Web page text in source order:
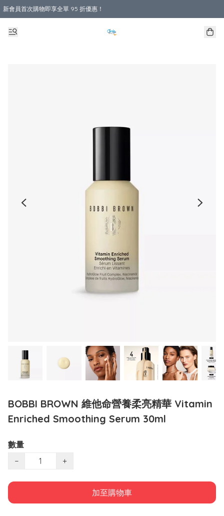
新會員首次購物即享全單 95 折優惠！
購物滿 HKD 800.00即享免運費優惠！（適用於 本地送貨、本地取貨 )
BOBBI BROWN 維他命營養柔亮精華 Vitamin
Enriched Smoothing Serum 30ml
數量
−
+
加至購物車